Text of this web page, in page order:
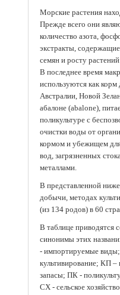
Морские растения
Прежде всего они
количество азота,
экстракты,
семян и росту
В последнее время
используются как
Австралии, Новой
абалоне (abalone),
поликультуре с
очистки воды от
кормом и убежищем
вод, загрязненных
металлами.
В представленной
добычи, методах
(из 134 родов) в 60
В таблице приводятся
синонимы этих
- импортируемые
культивирование; КП
запасы; ПК -
СХ - сельское